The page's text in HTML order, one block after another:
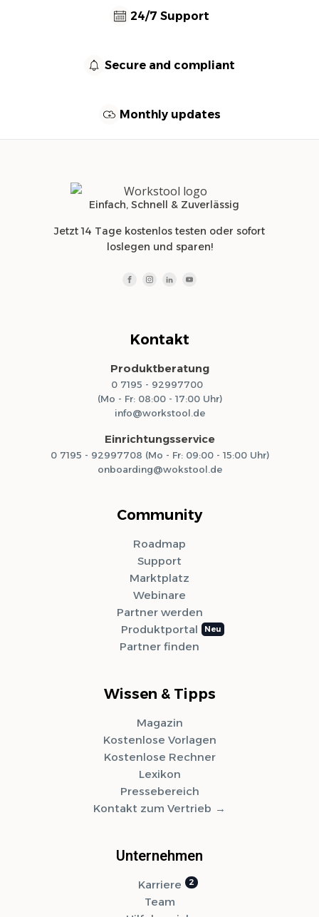
24/7 Support
Secure and compliant
Monthly updates
Einfach, Schnell & Zuverlässig
Jetzt 14 Tage kostenlos testen oder sofort
loslegen und sparen!
Kontakt
Produktberatung
0 7195 - 92997700
(Mo - Fr: 08:00 - 17:00 Uhr)
info@workstool.de
Einrichtungsservice
0 7195 - 92997708 (Mo - Fr: 09:00 - 15:00 Uhr)
onboarding@wokstool.de
Community
Roadmap
Support
Marktplatz
Webinare
Partner werden
Produktportal
Partner finden
Wissen & Tipps
Magazin
Kostenlose Vorlagen
Kostenlose Rechner
Lexikon
Pressebereich
Kontakt zum Vertrieb
Unternehmen
Karriere
Team